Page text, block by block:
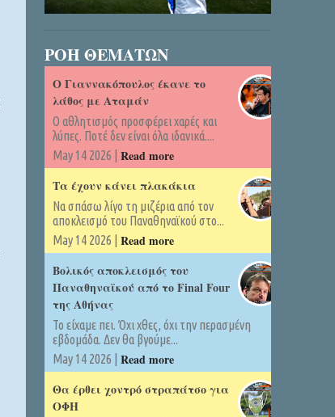
ΡΟΗ ΘΕΜΑΤΩΝ
Ο Γιαννακόπουλος έκανε το
λάθος με Αταμάν
Ο αθλητισμός προσφέρει χαρές και
λύπες. Ποτέ δεν είναι όλα ιδανικά....
May 14 2026 | Read more
Τα έχουν κάνει πλακάκια
Να σπάσω λίγο τη μιζέρια από τον
αποκλεισμό του Παναθηναϊκού στο...
May 14 2026 | Read more
Βολικός αποκλεισμός του
Παναθηναϊκού από το Final Four
της Αθήνας
Το είχαμε πει. Όχι χθες, όχι την περασμένη
εβδομάδα. Δεν θα βγούμε...
May 14 2026 | Read more
Θα έρθει χοντρό στραπάτσο για
ΟΦΗ